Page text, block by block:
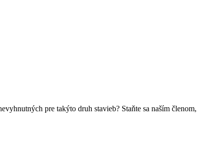
pre takýto druh stavieb? Staňte sa naším členom,